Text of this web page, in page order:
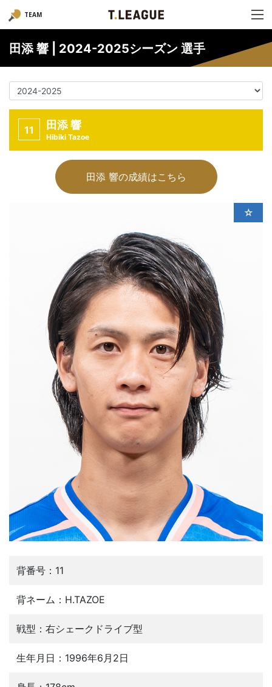
TEAM
田添 響 | 2024-2025シーズン 選手
11 田添 響
Hibiki Tazoe
田添 響の成績はこちら
☆
背番号：11
背ネーム：H.TAZOE
戦型：右シェークドライブ型
生年月日：1996年6月2日